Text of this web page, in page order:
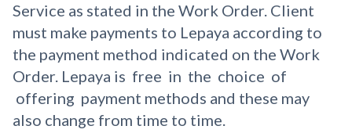
Service as stated in the Work Order. Client
must make payments to Lepaya according to
the payment method indicated on the Work
Order. Lepaya is free in the choice of
offering payment methods and these may
also change from time to time.